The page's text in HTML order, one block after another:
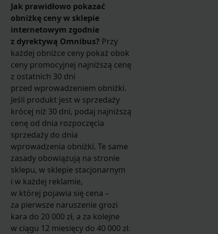
Jak prawidłowo pokazać
obniżkę ceny w sklepie
internetowym zgodnie
z dyrektywą Omnibus? Przy
każdej obniżce ceny pokaż obok
ceny promocyjnej najniższą cenę
z ostatnich 30 dni
przed wprowadzeniem obniżki.
Jeśli produkt jest w sprzedaży
krócej niż 30 dni, podaj najniższą
cenę od dnia rozpoczęcia
sprzedaży do dnia
wprowadzenia obniżki. Te same
zasady obowiązują na stronie
sklepu, w sklepie stacjonarnym
i w każdej reklamie,
w której pojawia się cena –
za pierwsze naruszenie grozi
kara do 20 000 zł, a za kolejne
w ciągu 12 miesięcy do 40 000 zł.